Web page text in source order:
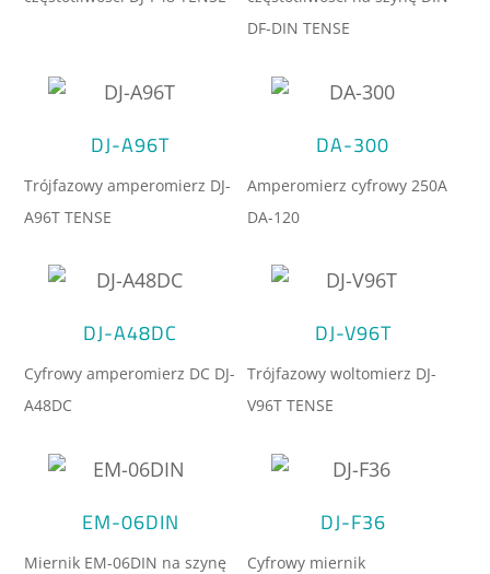
DF-DIN TENSE
DJ-A96T
Trójfazowy amperomierz DJ-
A96T TENSE
DA-300
Amperomierz cyfrowy 250A
DA-120
DJ-A48DC
Cyfrowy amperomierz DC DJ-
A48DC
DJ-V96T
Trójfazowy woltomierz DJ-
V96T TENSE
EM-06DIN
Miernik EM-06DIN na szynę
DJ-F36
Cyfrowy miernik